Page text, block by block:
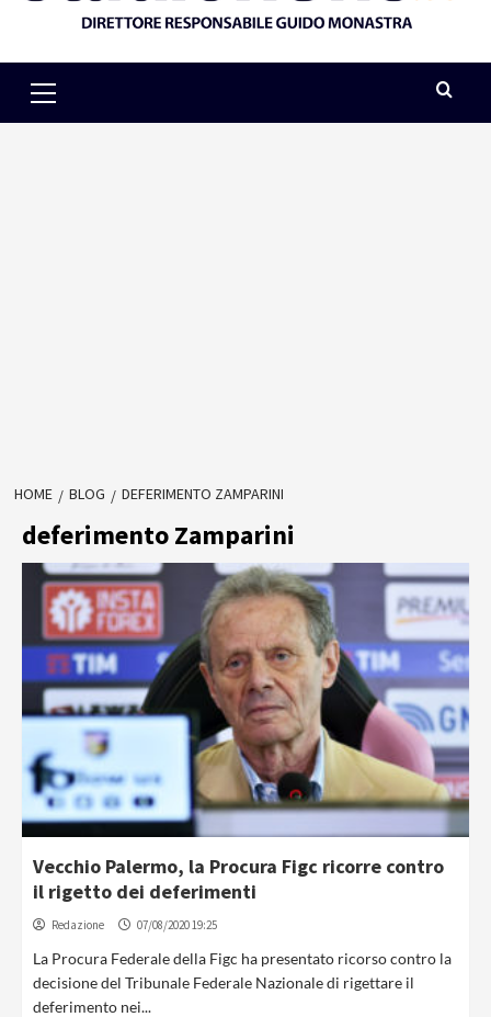
Menu
HOME BLOG DEFERIMENTO ZAMPARINI
deferimento Zamparini
Vecchio Palermo, la Procura Figc ricorre contro
il rigetto dei deferimenti
Redazione 07/08/2020 19:25
La Procura Federale della Figc ha presentato ricorso contro la
decisione del Tribunale Federale Nazionale di rigettare il
deferimento nei...